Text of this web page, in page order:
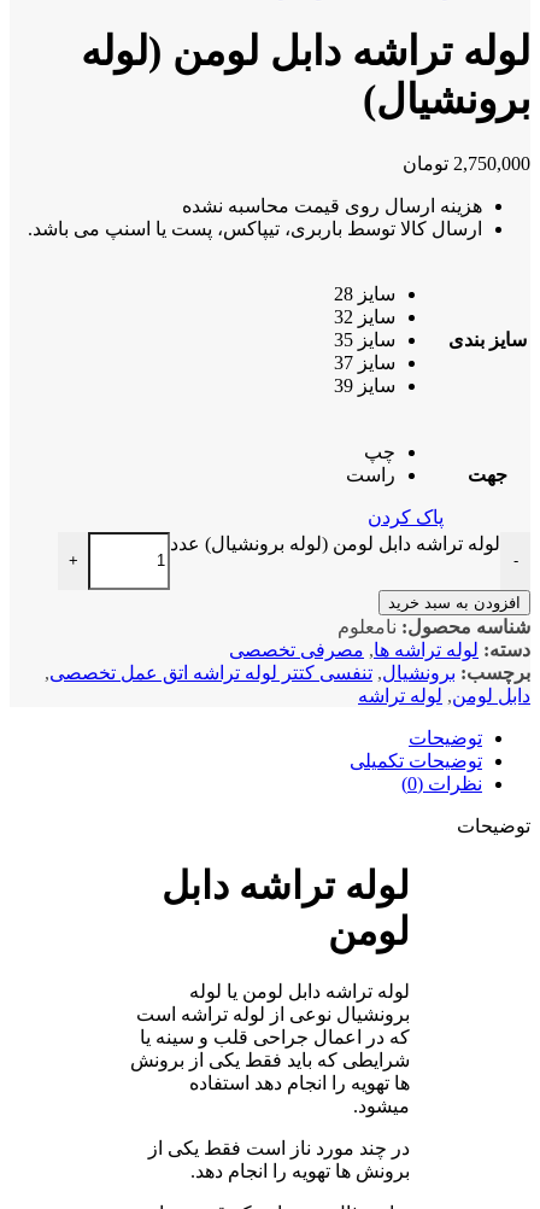
تراشه دابل لومن (لوله
تومان
هزینه ارسال روی قیمت محاسبه نشده
ارسال کالا توسط باربری، تیپاکس، پست یا اسنپ می باشد.
بندی
سایز 28
سایز 32
سایز 35
سایز 37
سایز 39
جهت
چپ
راست
پاک کردن
لوله تراشه دابل لومن (لوله برونشیال) عدد
به سبد خرید
محصول:نامعلوم
لوله تراشه ها, مصرفی تخصصی
برونشیال, تنفسی کتتر لوله تراشه اتق عمل تخصصی,
لومن, لوله تراشه
توضیحات
توضیحات تکمیلی
نظرات (0)
لوله تراشه دابل
لومن
لوله تراشه دابل لومن یا لوله
برونشیال نوعی از لوله تراشه است
که در اعمال جراحی قلب و سینه یا
شرایطی که باید فقط یکی از برونش
ها تهویه را انجام دهد استفاده
میشود.
در چند مورد ناز است فقط یکی از
برونش ها تهویه را انجام دهد.